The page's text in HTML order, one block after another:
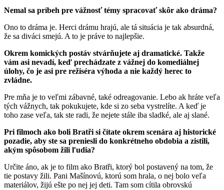
Nemal sa príbeh pre vážnosť témy spracovať skôr ako dráma?
Ono to dráma je. Herci drámu hrajú, ale tá situácia je tak absurdná,
že sa diváci smejú. A to je práve to najlepšie.
Okrem komických postáv stvárňujete aj dramatické. Takže
vám asi nevadí, keď prechádzate z vážnej do komediálnej
úlohy, čo je asi pre režiséra výhoda a nie každý herec to
zvládne.
Pre mňa je to veľmi zábavné, také odreagovanie. Lebo ak hráte veľa
tých vážnych, tak pokukujete, kde si zo seba vystrelíte. A keď je
toho zase veľa, tak ste radi, že nejete stále iba sladké, ale aj slané.
Pri filmoch ako boli Bratři si čítate okrem scenára aj historické
pozadie, aby ste sa preniesli do konkrétneho obdobia a zistili,
akým spôsobom žili ľudia?
Určite áno, ak je to film ako Bratři, ktorý bol postavený na tom, že
tie postavy žili. Pani Mašínovú, ktorú som hrala, o nej bolo veľa
materiálov, žijú ešte po nej jej deti. Tam som cítila obrovskú